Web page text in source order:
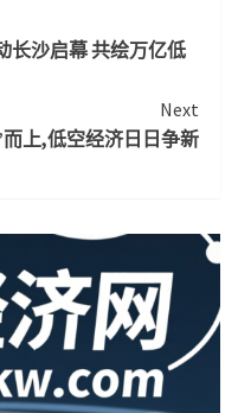
长沙启幕 共绘万亿低
Next
上,低空经济日日争新